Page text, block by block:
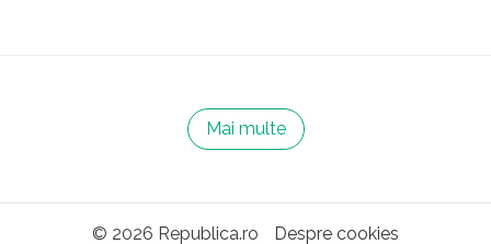
Mai multe
© 2026 Republica.ro Despre cookies